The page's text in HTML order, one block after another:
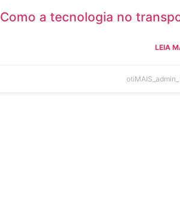
Como a tecnologia no
LEIA
otiMAIS_admin_